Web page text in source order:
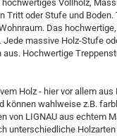
Vollholz,
Tritt oder Stufe und
Das
massive Holz-Stufe
Hochwertige
Holz - hier vor allem aus
können wahlweise z.B.
von LIGNAU aus echtem
unterschiedliche